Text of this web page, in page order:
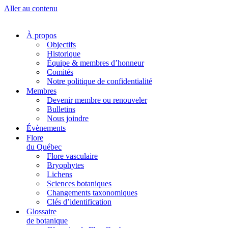
Aller au contenu
À propos
Objectifs
Historique
Équipe & membres d’honneur
Comités
Notre politique de confidentialité
Membres
Devenir membre ou renouveler
Bulletins
Nous joindre
Évènements
Flore
du Québec
Flore vasculaire
Bryophytes
Lichens
Sciences botaniques
Changements taxonomiques
Clés d’identification
Glossaire
de botanique